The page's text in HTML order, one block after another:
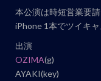
イ
ベ
ン
ト
ナ
本公演は時短営業要
iPhone 1本でツイキ
出演
OZIMA(g)
AYAKI(key)